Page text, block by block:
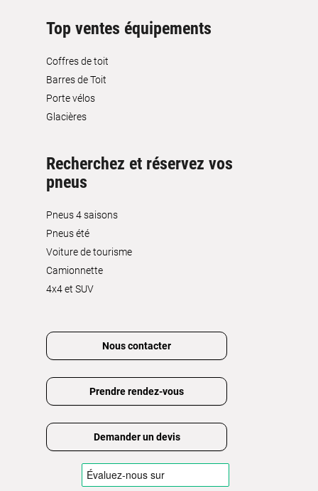
Top ventes équipements
Coffres de toit
Barres de Toit
Porte vélos
Glacières
Recherchez et réservez vos
pneus
Pneus 4 saisons
Pneus été
Voiture de tourisme
Camionnette
4x4 et SUV
Nous contacter
Prendre rendez-vous
Demander un devis